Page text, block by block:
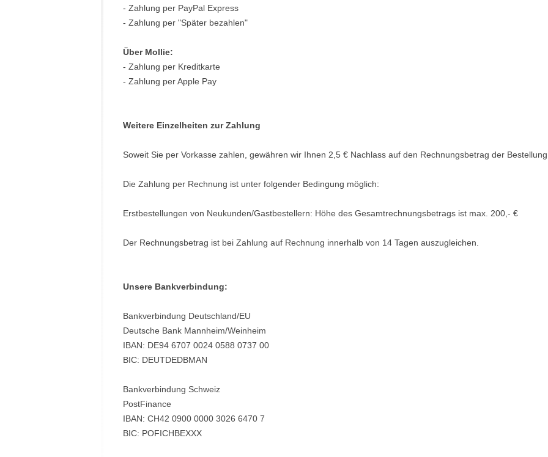
- Zahlung per PayPal Express
- Zahlung per "Später bezahlen"
Über Mollie:
- Zahlung per Kreditkarte
- Zahlung per Apple Pay
Weitere Einzelheiten zur Zahlung
Soweit Sie per Vorkasse zahlen, gewähren wir Ihnen 2,5 € Nachlass auf den Rechnungsbetrag der
Die Zahlung per Rechnung ist unter folgender Bedingung möglich:
Erstbestellungen von Neukunden/Gastbestellern: Höhe des Gesamtrechnungsbetrags ist max. 200,- €
Der Rechnungsbetrag ist bei Zahlung auf Rechnung innerhalb von 14 Tagen auszugleichen.
Unsere Bankverbindung:
Bankverbindung Deutschland/EU
Deutsche Bank Mannheim/Weinheim
IBAN: DE94 6707 0024 0588 0737 00
BIC: DEUTDEDBMAN
Bankverbindung Schweiz
PostFinance
IBAN: CH42 0900 0000 3026 6470 7
BIC: POFICHBEXXX